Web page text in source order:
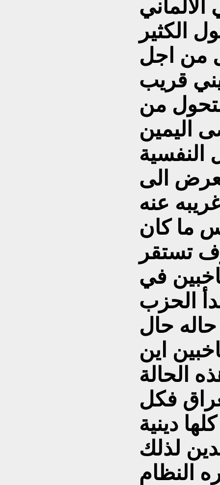
الكثير
من اجل
قريب
من
اليمين
النفسية
الى
عنه
ما كان
تستقر
في
الحزب
حاله حال
اين
الحالة
فكل
دينية
لذلك
النظام